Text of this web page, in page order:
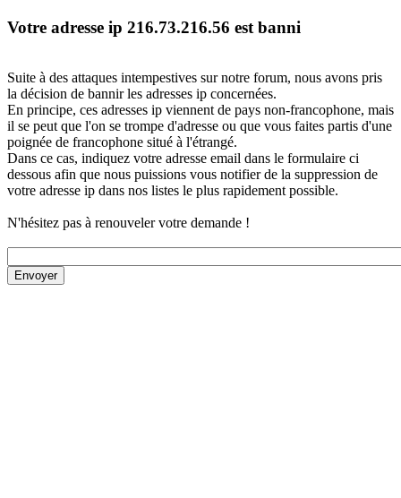
Votre adresse ip 216.73.216.56 est banni
Suite à des attaques intempestives sur notre forum, nous avons pris
la décision de bannir les adresses ip concernées.
En principe, ces adresses ip viennent de pays non-francophone, mais
il se peut que l'on se trompe d'adresse ou que vous faites partis d'une
poignée de francophone situé à l'étrangé.
Dans ce cas, indiquez votre adresse email dans le formulaire ci
dessous afin que nous puissions vous notifier de la suppression de
votre adresse ip dans nos listes le plus rapidement possible.
N'hésitez pas à renouveler votre demande !